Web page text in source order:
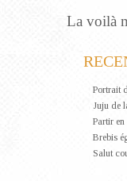
La voilà
Portrait
Juju de
Partir
Brebis
Salut